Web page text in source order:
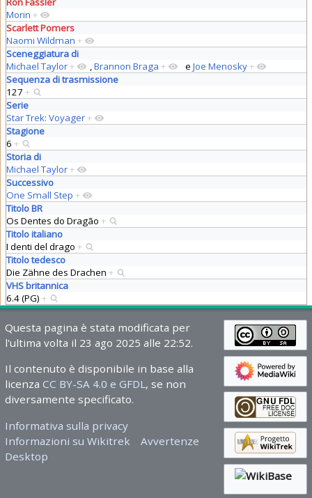
Morin +
Scarlett Pomers
Naomi Wildman +
Sceneggiatura di
Michael Taylor+ ,Brannon Braga + e Joe Menosky+
Sequenza di trasmissione
127 +
Serie
Star Trek: Voyager+
Stagione
6 +
Storia di
Michael Taylor+
Successivo
One Small Step +
Titolo BR
Os Dentes do Dragão +
Titolo italiano
I denti del drago +
Titolo tedesco
Die Zähne des Drachen +
VHS britannica
6.4 (PG) +
Questa pagina è stata modificata per
l'ultima volta il 23 ago 2025 alle 22:52.
Il contenuto è disponibile in base alla
licenza CC BY-SA 4.0 e GFDL, se non
diversamente specificato.
Informativa sulla privacy
Informazioni su Wikitrek
Avvertenze
Desktop